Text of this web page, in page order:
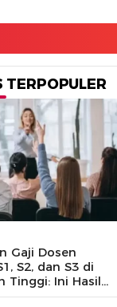
TERPOPULER
Gaji Dosen
S2, dan S3 di
Tinggi: Ini Hasil